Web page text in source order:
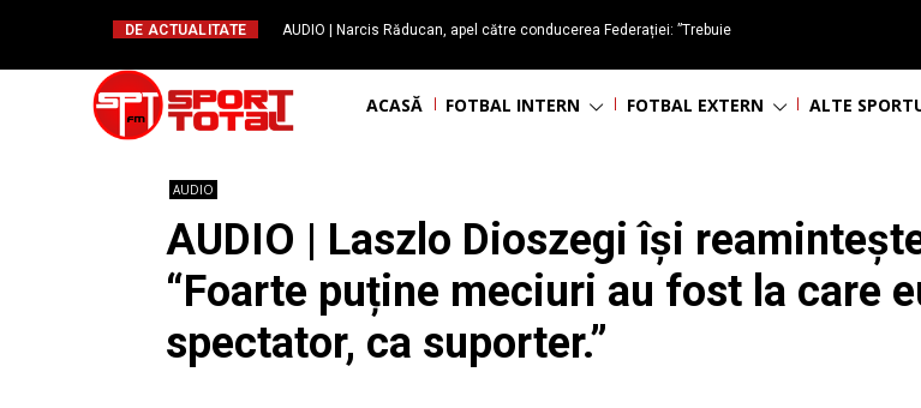
DE ACTUALITATE
AUDIO | Narcis Răducan, apel către conducerea Federației: ”Trebuie
ACASĂ FOTBAL INTERN FOTBAL EXTERN ALTE
AUDIO
AUDIO | Laszlo Dioszegi își
“Foarte puține meciuri au fost la care
spectator, ca suporter.”